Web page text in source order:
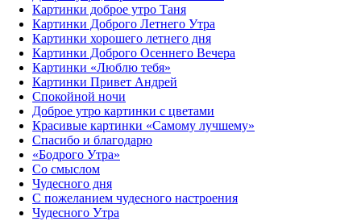
Картинки доброе утро Таня
Картинки Доброго Летнего Утра
Картинки хорошего летнего дня
Картинки Доброго Осеннего Вечера
Картинки «Люблю тебя»
Картинки Привет Андрей
Спокойной ночи
Доброе утро картинки с цветами
Красивые картинки «Самому лучшему»
Спасибо и благодарю
«‎Бодрого Утра»‎
Со смыслом
Чудесного дня
С пожеланием чудесного настроения
Чудесного Утра